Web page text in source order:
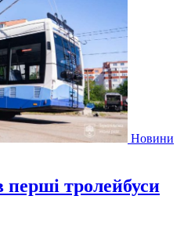
Новини
тролейбуси